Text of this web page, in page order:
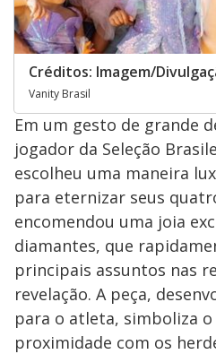
Créditos: Imagem/
Vanity Brasil
Em um gesto de grande
jogador da Seleção
escolheu uma maneira
para eternizar seus
encomendou uma joia
diamantes, que
principais assuntos nas
revelação. A peça,
para o atleta, simboliza
proximidade com os